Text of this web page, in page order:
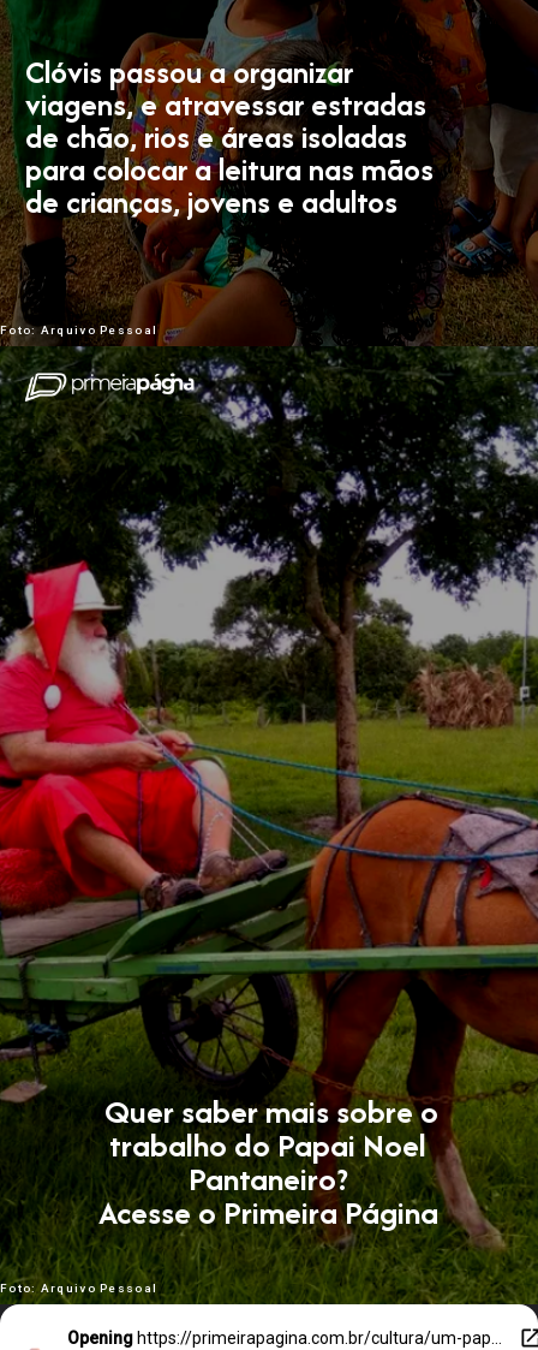
Clóvis passou a organizar
viagens, e atravessar estradas
de chão, rios e áreas isoladas
para colocar a leitura nas mãos
de crianças, jovens e adultos
Foto: Arquivo Pessoal
Quer saber mais sobre o
trabalho do Papai Noel
Pantaneiro?
Acesse o Primeira Página
Foto: Arquivo Pessoal
Opening https://primeirapagina.com.br/cultura/um-papai-noel-fora-do-calendario-mato-grossense-trabalha-o-ano-inteiro/